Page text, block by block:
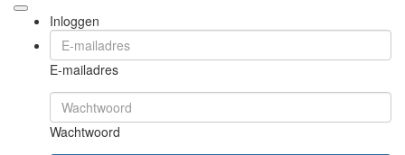
Inloggen
E-mailadres
Wachtwoord